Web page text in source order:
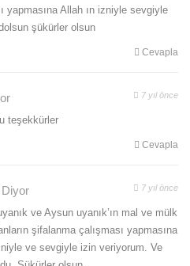
yapmasına Allah ın izniyle sevgiyle
şükürler olsun
Cevapla
7 yıl önce
teşekkürler
Cevapla
Diyor 7 yıl önce
ve Aysun uyanık’ın mal ve mülk
şifalanma çalışması yapmasına
ve sevgiyle izin veriyorum. Ve